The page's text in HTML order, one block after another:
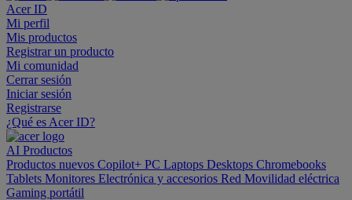
Acer ID
Mi perfil
Mis productos
Registrar un producto
Mi comunidad
Cerrar sesión
Iniciar sesión
Registrarse
¿Qué es Acer ID?
AI Productos
Productos nuevos Copilot+ PC Laptops Desktops Chromebooks
Tablets Monitores Electrónica y accesorios Red Movilidad eléctrica
Gaming portátil